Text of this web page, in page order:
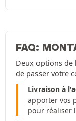
FAQ:
Deux options de
de passer votre
Livraison à
apporter vos
pour réaliser